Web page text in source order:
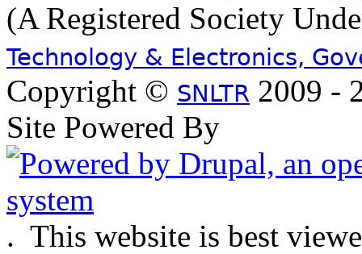
(A Registered Society
Technology & Electronics,
Copyright © SNLTR 2009 -
Site Powered By
. This website is best